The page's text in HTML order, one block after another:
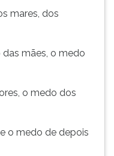
mares, dos
mães, o medo
o medo dos
o medo de depois